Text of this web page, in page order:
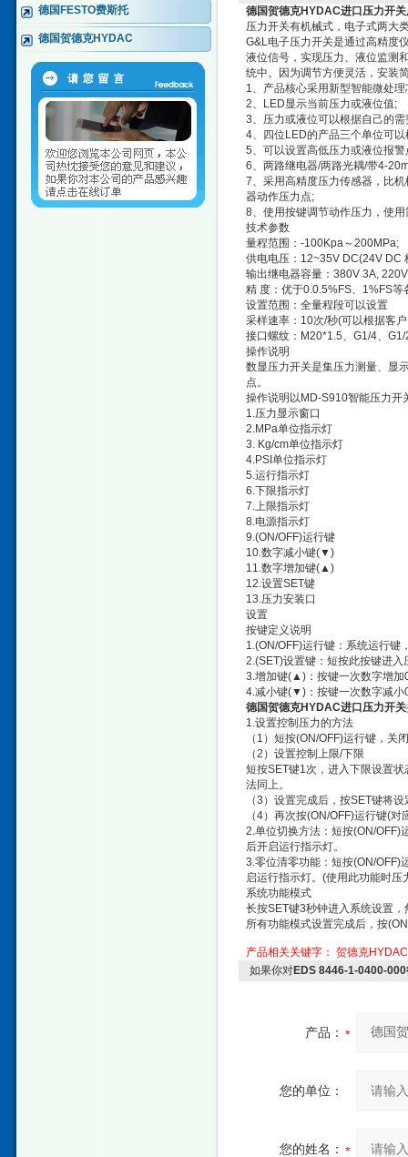
德国FESTO费斯托
德国贺德克HYDAC
德国贺德克HYDAC进口压力开关
压力开关有机械式，电子式两大
G&L电子压力开关是通过高精度
液位信号，实现压力、液位监测
统中。因为调节方便灵活，安装
1、产品核心采用新型智能微处
2、LED显示当前压力或液位值;
3、压力或液位可以根据自己的
4、四位LED的产品三个单位可
5、可以设置高低压力或液位报
6、两路继电器/两路光耦/带4-
7、采用高精度压力传感器，比
器动作压力点;
8、使用按键调节动作压力，使
技术参数
量程范围：-100Kpa～200MPa;
供电电压：12~35V DC(24V DC
输出继电器容量：380V 3A,
精 度：优于0.0.5%FS、1%FS等
设置范围：全量程段可以设置
采样速率：10次/秒(可以根据客
接口螺纹：M20*1.5、G1/4、
操作说明
数显压力开关是集压力测量、显
点。
操作说明以MD-S910智能压力开
1.压力显示窗口
2.MPa单位指示灯
3. Kg/cm单位指示灯
4.PSI单位指示灯
5.运行指示灯
6.下限指示灯
7.上限指示灯
8.电源指示灯
9.(ON/OFF)运行键
10.数字减小键(▼)
11.数字增加键(▲)
12.设置SET键
13.压力安装口
设置
按键定义说明
1.(ON/OFF)运行键：系统运行键
2.(SET)设置键：短按此按键进
3.增加键(▲)：按键一次数字增加
4.减小键(▼)：按键一次数字减小
德国贺德克HYDAC进口压力开关
1.设置控制压力的方法
（1）短按(ON/OFF)运行键，关
（2）设置控制上限/下限
短按SET键1次，进入下限设置
法同上。
（3）设置完成后，按SET键将
（4）再次按(ON/OFF)运行键(
2.单位切换方法：短按(ON/
后开启运行指示灯。
3.零位清零功能：短按(ON/
启运行指示灯。(使用此功能时压
系统功能模式
长按SET键3秒钟进入系统设置
所有功能模式设置完成后，按
产品相关关键字： 贺德克
如果你对EDS 8446-1-0400-
产品：
您的单位：
您的姓名：